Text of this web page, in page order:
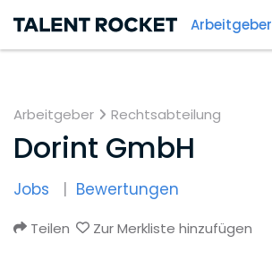
Arbeitgeber
Arbeitgeber Rechtsabteilung
Dorint GmbH
Jobs Bewertungen
Teilen Zur Merkliste hinzufügen